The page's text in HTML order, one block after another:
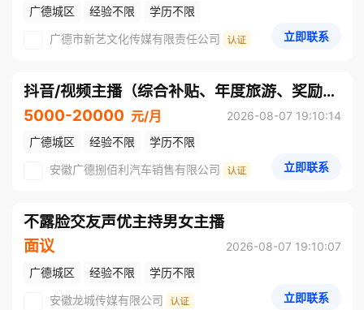
广德城区
经验不限
学历不限
广德市新艺文化传媒有限责任公司
立即联系
抖音/视频主播（综合补贴、年度旅游、奖励计划）
5000-20000 元/月
2026-08-07 19:10:14
广德城区
经验不限
学历不限
安徽广德捌佰利汽车销售有限公司
立即联系
不露脸交友声优主持男女主播
面议
2026-08-07 19:10:07
广德城区
经验不限
学历不限
安徽龙城传媒有限公司
立即联系